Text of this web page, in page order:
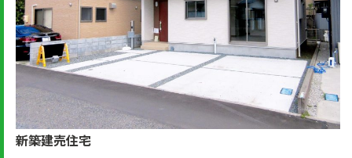
新築建売住宅